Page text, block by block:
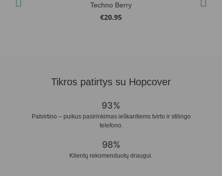
Techno Berry
€20.95
Tikros patirtys su Hopcover
93%
Patvirtino – puikus pasirinkimas ieškantiems tvirto ir stilingo
telefono.
98%
Klientų rekomenduotų draugui.